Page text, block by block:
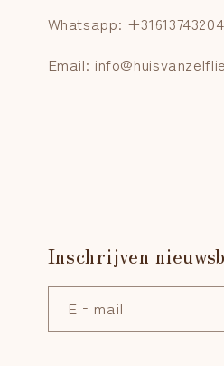
Whatsapp: +31613743204
Email:
Inschrijven
E‑mail